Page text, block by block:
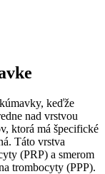
keďže
nad vrstvou
ktorá má špecifické
Táto vrstva
(PRP) a smerom
trombocyty (PPP).